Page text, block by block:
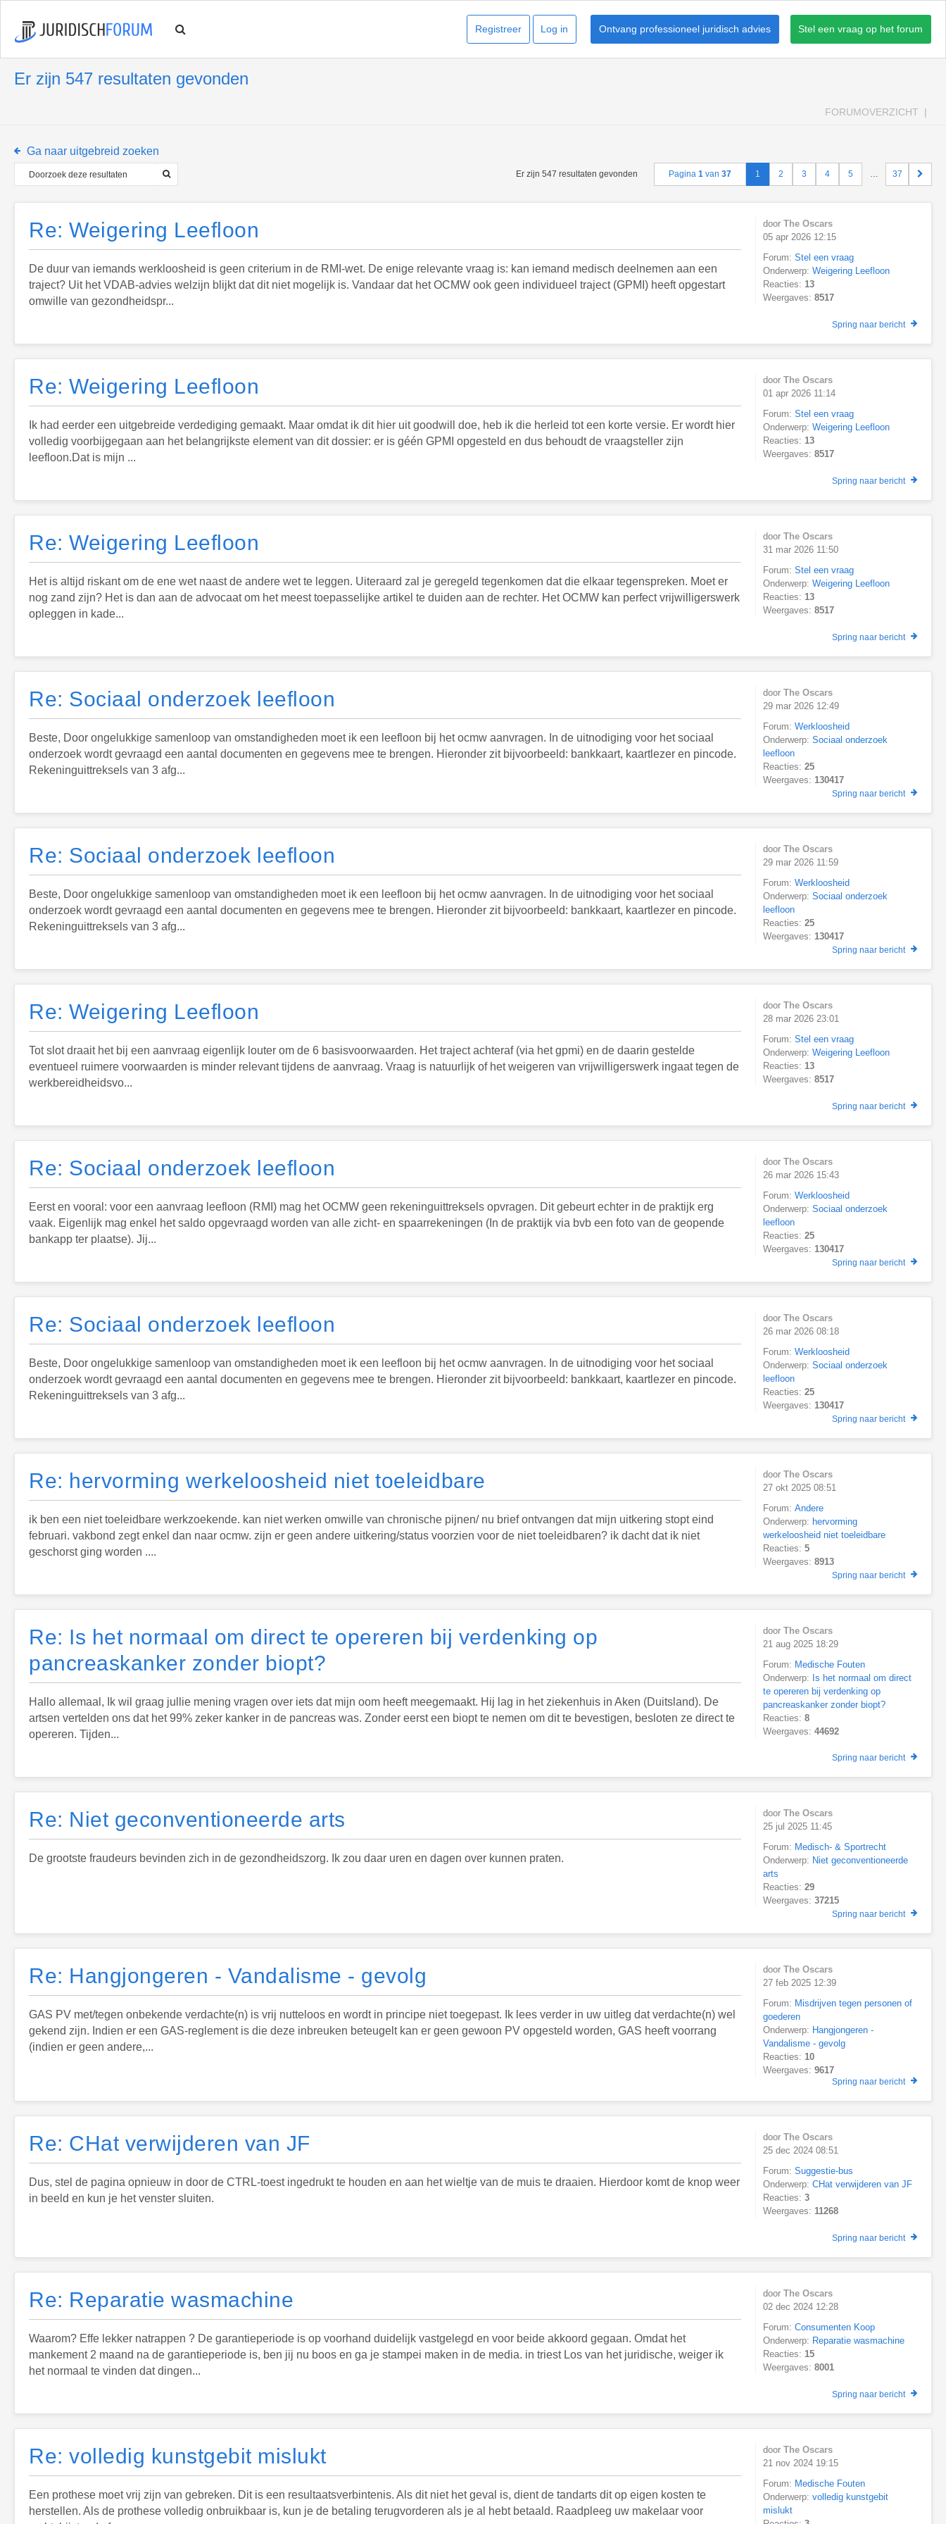
Stel een vraag op het forum
Ontvang professioneel juridisch advies
Log in
Registreer
Er zijn 547 resultaten gevonden
FORUMOVERZICHT
Ga naar uitgebreid zoeken
Er zijn 547 resultaten gevonden Pagina 1 van 37 1 2 3 4 5 … 37
door The Oscars
05 apr 2026 12:15
Forum: Stel een vraag
Onderwerp: Weigering Leefloon
Reacties: 13
Weergaves: 8517
Re: Weigering Leefloon
De duur van iemands werkloosheid is geen criterium in de RMI‑wet. De enige relevante vraag is: kan iemand medisch deelnemen aan een
traject? Uit het VDAB‑advies welzijn blijkt dat dit niet mogelijk is. Vandaar dat het OCMW ook geen individueel traject (GPMI) heeft opgestart
omwille van gezondheidspr...
Spring naar bericht
door The Oscars
01 apr 2026 11:14
Forum: Stel een vraag
Onderwerp: Weigering Leefloon
Reacties: 13
Weergaves: 8517
Re: Weigering Leefloon
Ik had eerder een uitgebreide verdediging gemaakt. Maar omdat ik dit hier uit goodwill doe, heb ik die herleid tot een korte versie. Er wordt hier
volledig voorbijgegaan aan het belangrijkste element van dit dossier: er is géén GPMI opgesteld en dus behoudt de vraagsteller zijn
leefloon.Dat is mijn ...
Spring naar bericht
door The Oscars
31 mar 2026 11:50
Forum: Stel een vraag
Onderwerp: Weigering Leefloon
Reacties: 13
Weergaves: 8517
Re: Weigering Leefloon
Het is altijd riskant om de ene wet naast de andere wet te leggen. Uiteraard zal je geregeld tegenkomen dat die elkaar tegenspreken. Moet er
nog zand zijn? Het is dan aan de advocaat om het meest toepasselijke artikel te duiden aan de rechter. Het OCMW kan perfect vrijwilligerswerk
opleggen in kade...
Spring naar bericht
door The Oscars
29 mar 2026 12:49
Forum: Werkloosheid
Onderwerp: Sociaal onderzoek
leefloon
Reacties: 25
Weergaves: 130417
Re: Sociaal onderzoek leefloon
Beste, Door ongelukkige samenloop van omstandigheden moet ik een leefloon bij het ocmw aanvragen. In de uitnodiging voor het sociaal
onderzoek wordt gevraagd een aantal documenten en gegevens mee te brengen. Hieronder zit bijvoorbeeld: bankkaart, kaartlezer en pincode.
Rekeninguittreksels van 3 afg...
Spring naar bericht
door The Oscars
29 mar 2026 11:59
Forum: Werkloosheid
Onderwerp: Sociaal onderzoek
leefloon
Reacties: 25
Weergaves: 130417
Re: Sociaal onderzoek leefloon
Beste, Door ongelukkige samenloop van omstandigheden moet ik een leefloon bij het ocmw aanvragen. In de uitnodiging voor het sociaal
onderzoek wordt gevraagd een aantal documenten en gegevens mee te brengen. Hieronder zit bijvoorbeeld: bankkaart, kaartlezer en pincode.
Rekeninguittreksels van 3 afg...
Spring naar bericht
door The Oscars
28 mar 2026 23:01
Forum: Stel een vraag
Onderwerp: Weigering Leefloon
Reacties: 13
Weergaves: 8517
Re: Weigering Leefloon
Tot slot draait het bij een aanvraag eigenlijk louter om de 6 basisvoorwaarden. Het traject achteraf (via het gpmi) en de daarin gestelde
eventueel ruimere voorwaarden is minder relevant tijdens de aanvraag. Vraag is natuurlijk of het weigeren van vrijwilligerswerk ingaat tegen de
werkbereidheidsvo...
Spring naar bericht
door The Oscars
26 mar 2026 15:43
Forum: Werkloosheid
Onderwerp: Sociaal onderzoek
leefloon
Reacties: 25
Weergaves: 130417
Re: Sociaal onderzoek leefloon
Eerst en vooral: voor een aanvraag leefloon (RMI) mag het OCMW geen rekeninguittreksels opvragen. Dit gebeurt echter in de praktijk erg
vaak. Eigenlijk mag enkel het saldo opgevraagd worden van alle zicht- en spaarrekeningen (In de praktijk via bvb een foto van de geopende
bankapp ter plaatse). Jij...
Spring naar bericht
door The Oscars
26 mar 2026 08:18
Forum: Werkloosheid
Onderwerp: Sociaal onderzoek
leefloon
Reacties: 25
Weergaves: 130417
Re: Sociaal onderzoek leefloon
Beste, Door ongelukkige samenloop van omstandigheden moet ik een leefloon bij het ocmw aanvragen. In de uitnodiging voor het sociaal
onderzoek wordt gevraagd een aantal documenten en gegevens mee te brengen. Hieronder zit bijvoorbeeld: bankkaart, kaartlezer en pincode.
Rekeninguittreksels van 3 afg...
Spring naar bericht
door The Oscars
27 okt 2025 08:51
Forum: Andere
Onderwerp: hervorming
werkeloosheid niet toeleidbare
Reacties: 5
Weergaves: 8913
Re: hervorming werkeloosheid niet toeleidbare
ik ben een niet toeleidbare werkzoekende. kan niet werken omwille van chronische pijnen/ nu brief ontvangen dat mijn uitkering stopt eind
februari. vakbond zegt enkel dan naar ocmw. zijn er geen andere uitkering/status voorzien voor de niet toeleidbaren? ik dacht dat ik niet
geschorst ging worden ....
Spring naar bericht
door The Oscars
21 aug 2025 18:29
Forum: Medische Fouten
Onderwerp: Is het normaal om direct
te opereren bij verdenking op
pancreaskanker zonder biopt?
Reacties: 8
Weergaves: 44692
Re: Is het normaal om direct te opereren bij verdenking op
pancreaskanker zonder biopt?
Hallo allemaal, Ik wil graag jullie mening vragen over iets dat mijn oom heeft meegemaakt. Hij lag in het ziekenhuis in Aken (Duitsland). De
artsen vertelden ons dat het 99% zeker kanker in de pancreas was. Zonder eerst een biopt te nemen om dit te bevestigen, besloten ze direct te
opereren. Tijden...
Spring naar bericht
door The Oscars
25 jul 2025 11:45
Forum: Medisch- & Sportrecht
Onderwerp: Niet geconventioneerde
arts
Reacties: 29
Weergaves: 37215
Re: Niet geconventioneerde arts
De grootste fraudeurs bevinden zich in de gezondheidszorg. Ik zou daar uren en dagen over kunnen praten.
Spring naar bericht
door The Oscars
27 feb 2025 12:39
Forum: Misdrijven tegen personen of
goederen
Onderwerp: Hangjongeren -
Vandalisme - gevolg
Reacties: 10
Weergaves: 9617
Re: Hangjongeren - Vandalisme - gevolg
GAS PV met/tegen onbekende verdachte(n) is vrij nutteloos en wordt in principe niet toegepast. Ik lees verder in uw uitleg dat verdachte(n) wel
gekend zijn. Indien er een GAS-reglement is die deze inbreuken beteugelt kan er geen gewoon PV opgesteld worden, GAS heeft voorrang
(indien er geen andere,...
Spring naar bericht
door The Oscars
25 dec 2024 08:51
Forum: Suggestie-bus
Onderwerp: CHat verwijderen van JF
Reacties: 3
Weergaves: 11268
Re: CHat verwijderen van JF
Dus, stel de pagina opnieuw in door de CTRL-toest ingedrukt te houden en aan het wieltje van de muis te draaien. Hierdoor komt de knop weer
in beeld en kun je het venster sluiten.
Spring naar bericht
door The Oscars
02 dec 2024 12:28
Forum: Consumenten Koop
Onderwerp: Reparatie wasmachine
Reacties: 15
Weergaves: 8001
Re: Reparatie wasmachine
Waarom? Effe lekker natrappen ? De garantieperiode is op voorhand duidelijk vastgelegd en voor beide akkoord gegaan. Omdat het
mankement 2 maand na de garantieperiode is, ben jij nu boos en ga je stampei maken in de media. in triest Los van het juridische, weiger ik
het normaal te vinden dat dingen...
Spring naar bericht
door The Oscars
21 nov 2024 19:15
Forum: Medische Fouten
Onderwerp: volledig kunstgebit
mislukt
Re: volledig kunstgebit mislukt
Een prothese moet vrij zijn van gebreken. Dit is een resultaatsverbintenis. Als dit niet het geval is, dient de tandarts dit op eigen kosten te
herstellen. Als de prothese volledig onbruikbaar is, kun je de betaling terugvorderen als je al hebt betaald. Raadpleeg uw makelaar voor